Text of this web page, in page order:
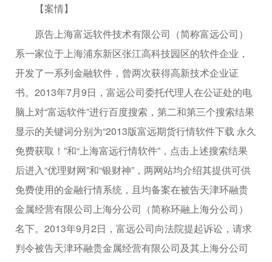
【案情】
原告上海富远软件技术有限公司（简称富远公司）
系一家位于上海浦东新区张江高科技园区的软件企业，
开发了一系列金融软件，曾两次获得高新技术企业证
书。2013年7月9日，富远公司委托代理人在公证处的电
脑上对“富远软件”进行百度搜索，第二和第三个搜索结果
显示的关键词分别为“2013版富远期货行情软件下载 永久
免费获取！”和“上海富远行情软件”，点击上述搜索结果
后进入“优理财网”和“银财神”，两网站均介绍其提供可供
免费使用的金融行情系统，且均备案在被告天津环融贵
金属经营有限公司上海分公司（简称环融上海分公司）
名下。2013年9月2日，富远公司向法院提起诉讼，请求
判令被告天津环融贵金属经营有限公司及其上海分公司